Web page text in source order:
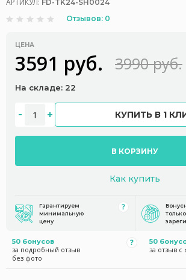
АРТИКУЛ: FD-TK24-SH0024
Отзывов: 0
ЦЕНА
3591 руб. 3990 руб.
На складе: 22
КУПИТЬ В 1
В КОРЗИНУ
Как купить
Гарантируем
минимальную
цену
50 бонусов
за подробный отзыв
без фото
50
за отзыв с